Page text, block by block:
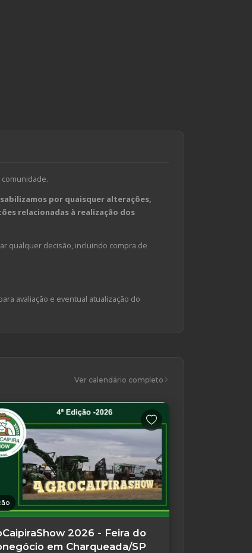
por quaisquer alterações,
relacionadas à realização dos
qualquer decisão, incluindo compra de
avaliação e eventual atualização do
Ver calendário completo
2026 - Feira do
em Charqueada/SP